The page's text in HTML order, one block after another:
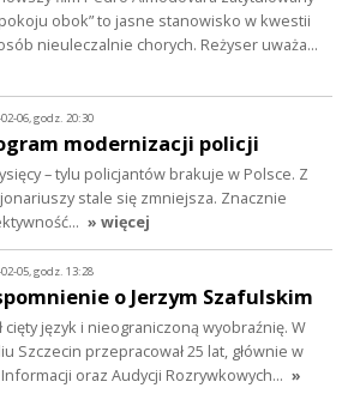
obok” to jasne stanowisko w kwestii
nieuleczalnie chorych. Reżyser uważa…
06, godz. 20:30
modernizacji policji
– tylu policjantów brakuje w Polsce. Z
stale się zmniejsza. Znacznie
» więcej
02-05, godz. 13:28
o Jerzym Szafulskim
cięty język i nieograniczoną wyobraźnię. W
Szczecin przepracował 25 lat, głównie w
oraz Audycji Rozrywkowych… »